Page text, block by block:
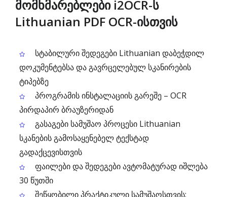
მომხმარებლები i2OCR-ს
Lithuanian PDF OCR-ისთვის
სტაბილური შედეგები Lithuanian დაბეჭდილ
დოკუმენტებსა და გავრცელებულ სკანირების
ტიპებზე
პროგრამის ინსტალაციის გარეშე – OCR
პირდაპირ ბრაუზერიდან
გასაგები სამუშაო პროცესი Lithuanian
სკანების გამოსაყენებელ ტექსტად
გადაქცევისთვის
ფაილები და შედეგები ავტომატურად იშლება
30 წუთში
შეწყობილი პრაქტიკული სამუშაოსთვის: